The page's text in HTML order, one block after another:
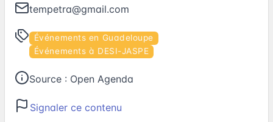
tempetra@gmail.com
Événements en Guadeloupe
Événements à DESI-JASPE
Source : Open Agenda
Signaler ce contenu